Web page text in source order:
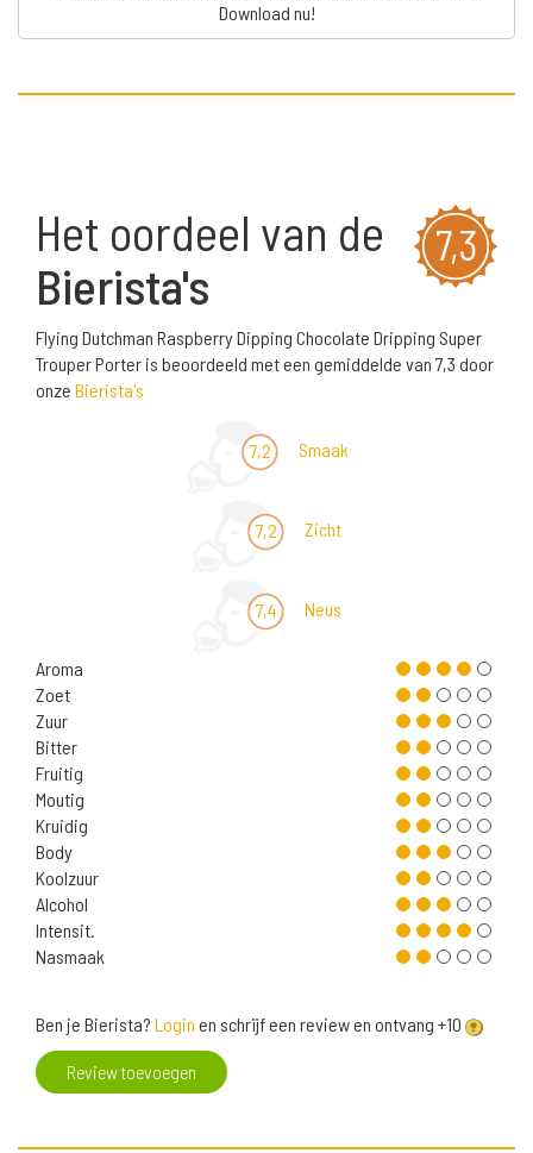
Download nu!
7,3
Het oordeel van de
Bierista's
Flying Dutchman Raspberry Dipping Chocolate Dripping Super
Trouper Porter is beoordeeld met een gemiddelde van 7,3 door
onze Bierista's
7,2 Smaak
7,2 Zicht
7,4 Neus
Aroma
Zoet
Zuur
Bitter
Fruitig
Moutig
Kruidig
Body
Koolzuur
Alcohol
Intensit.
Nasmaak
Ben je Bierista? Login en schrijf een review en ontvang +10
Review toevoegen